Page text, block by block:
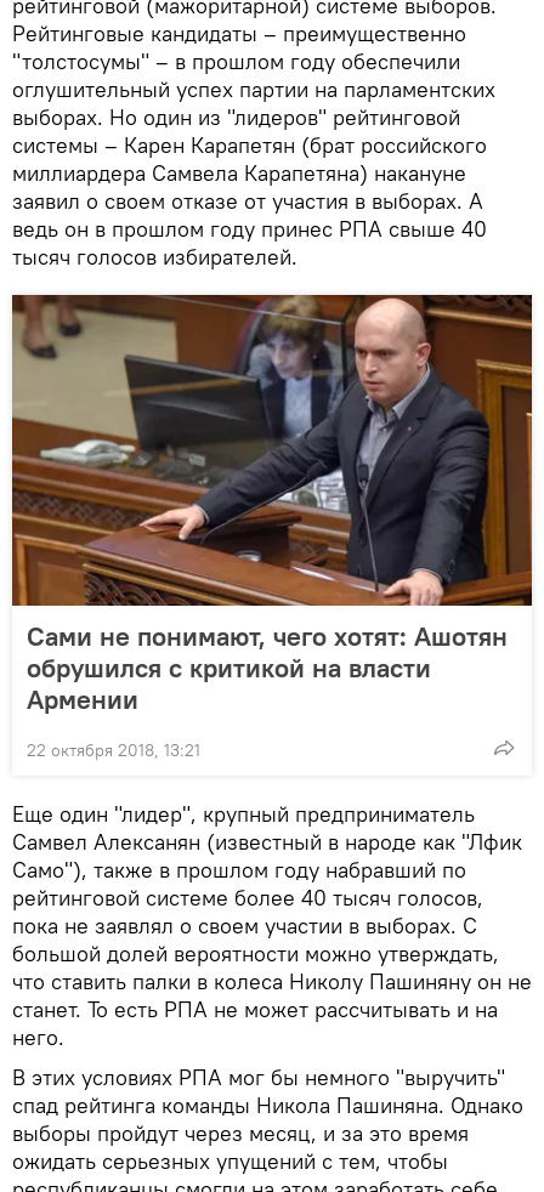
Рейтинговые кандидаты – преимущественно
"толстосумы" – в прошлом году обеспечили
оглушительный успех партии на парламентских
выборах. Но один из "лидеров" рейтинговой
системы – Карен Карапетян (брат российского
миллиардера Самвела Карапетяна) накануне
заявил о своем отказе от участия в выборах. А
ведь он в прошлом году принес РПА свыше 40
тысяч голосов избирателей.
Сами не понимают, чего хотят: Ашотян
обрушился с критикой на власти
Армении
22 октября 2018, 13:21
Еще один "лидер", крупный предприниматель
Самвел Алексанян (известный в народе как "Лфик
Само"), также в прошлом году набравший по
рейтинговой системе более 40 тысяч голосов,
пока не заявлял о своем участии в выборах. С
большой долей вероятности можно утверждать,
что ставить палки в колеса Николу Пашиняну он не
станет. То есть РПА не может рассчитывать и на
него.
В этих условиях РПА мог бы немного "выручить"
спад рейтинга команды Никола Пашиняна. Однако
выборы пройдут через месяц, и за это время
ожидать серьезных упущений с тем, чтобы